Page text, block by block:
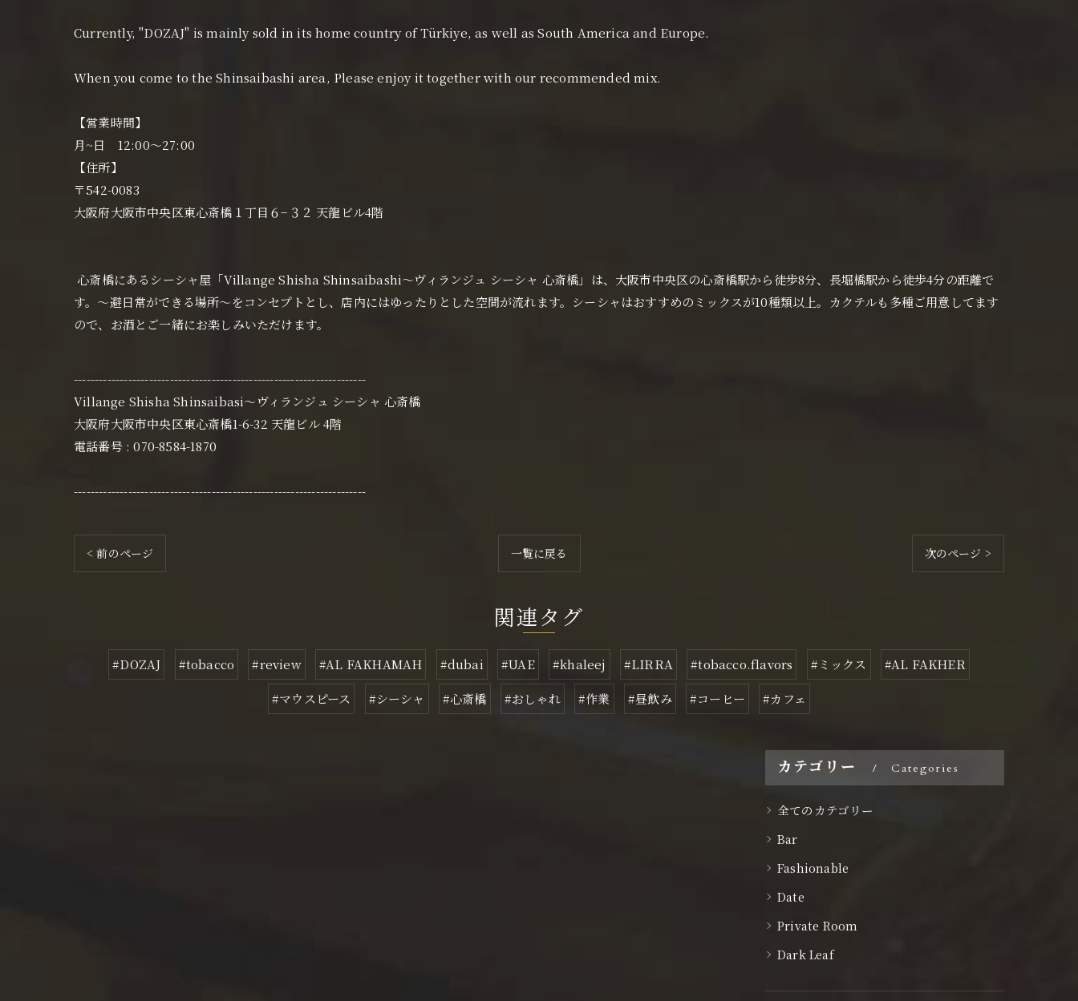
Currently, "DOZAJ" is mainly sold in its home country of Türkiye, as well as South America and Europe.
When you come to the Shinsaibashi area, Please enjoy it together with our recommended mix.
【営業時間】
月~日 12:00〜27:00
【住所】
〒542-0083
大阪府大阪市中央区東心斎橋１丁目６−３２ 天龍ビル4階
心斎橋にあるシーシャ屋「Villange Shisha Shinsaibashi〜ヴィランジュ シーシャ 心斎橋」は、大阪市中央区の心斎橋駅から徒歩8分、長堀橋駅から徒歩4分の距離で
す。〜避日常ができる場所〜をコンセプトとし、店内にはゆったりとした空間が流れます。シーシャはおすすめのミックスが10種類以上。カクテルも多種ご用意してます
ので、お酒とご一緒にお楽しみいただけます。
----------------------------------------------------------------------
Villange Shisha Shinsaibasi〜ヴィランジュ シーシャ 心斎橋
大阪府大阪市中央区東心斎橋1-6-32 天龍ビル 4階
電話番号 : 070-8584-1870
----------------------------------------------------------------------
< 前のページ 一覧に戻る 次のページ >
関連タグ
#DOZAJ #tobacco #review #AL FAKHAMAH #dubai #UAE #khaleej #LIRRA #tobacco.flavors #ミックス #AL FAKHER
#マウスピース #シーシャ #心斎橋 #おしゃれ #作業 #昼飲み #コーヒー #カフェ
カテゴリー Categories
全てのカテゴリー
Bar
Fashionable
Date
Private Room
Dark Leaf